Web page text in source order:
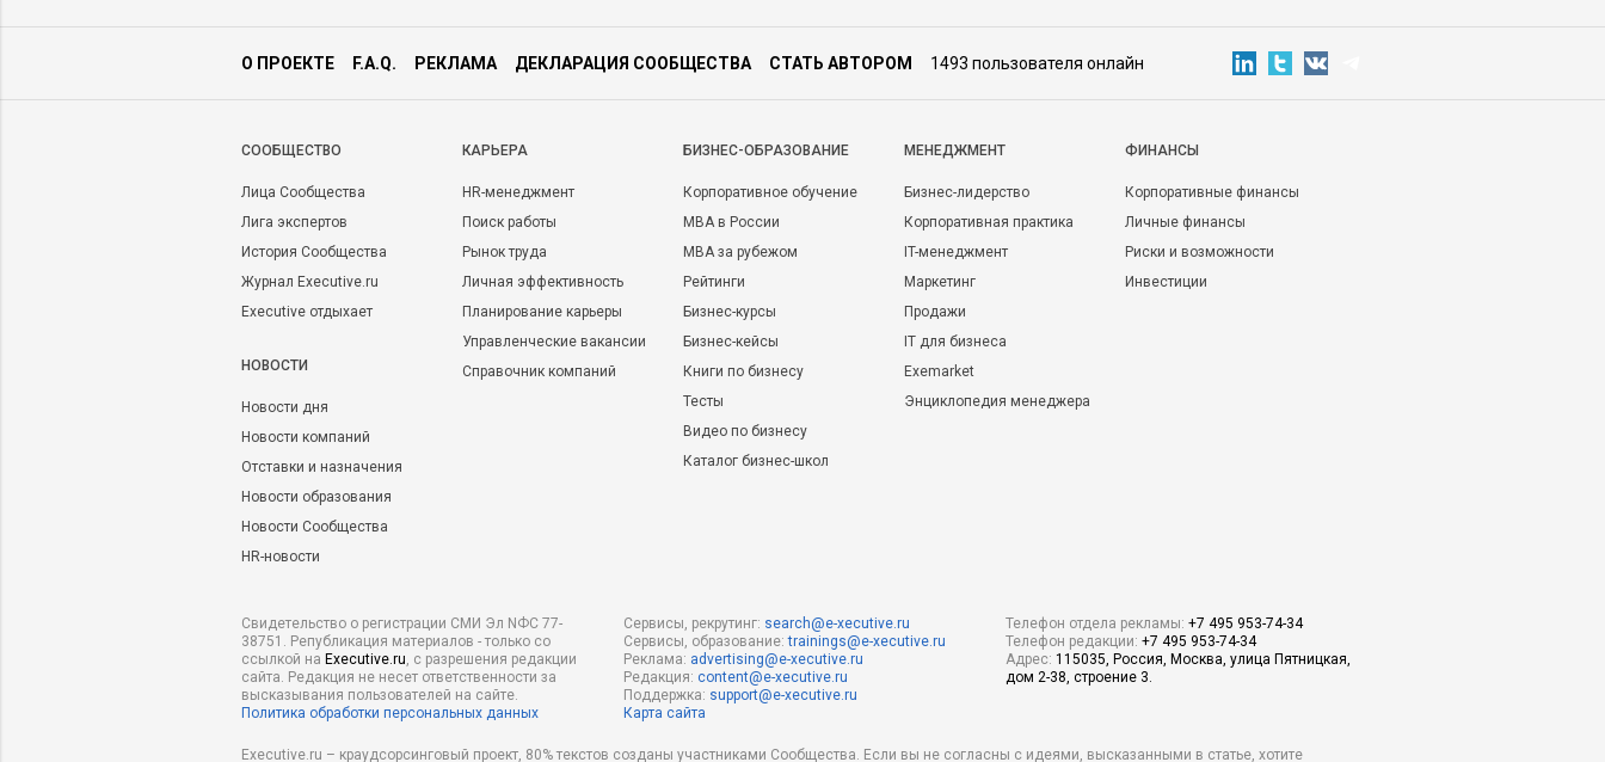
О ПРОЕКТЕ F.A.Q. РЕКЛАМА ДЕКЛАРАЦИЯ СООБЩЕСТВА СТАТЬ АВТОРОМ 1493 пользователя онлайн
CООБЩЕСТВО
Лица Сообщества
Лига экспертов
История Сообщества
Журнал Executive.ru
Executive отдыхает
НОВОСТИ
Новости дня
Новости компаний
Отставки и назначения
Новости образования
Новости Сообщества
HR-новости
КАРЬЕРА
HR-менеджмент
Поиск работы
Рынок труда
Личная эффективность
Планирование карьеры
Управленческие вакансии
Справочник компаний
БИЗНЕС-ОБРАЗОВАНИЕ
Корпоративное обучение
MBA в России
MBA за рубежом
Рейтинги
Бизнес-курсы
Бизнес-кейсы
Книги по бизнесу
Тесты
Видео по бизнесу
Каталог бизнес-школ
МЕНЕДЖМЕНТ
Бизнес-лидерство
Корпоративная практика
IT-менеджмент
Маркетинг
Продажи
IT для бизнеса
Exemarket
Энциклопедия менеджера
ФИНАНСЫ
Корпоративные финансы
Личные финансы
Риски и возможности
Инвестиции
Свидетельство о регистрации СМИ Эл NФС 77-
38751. Републикация материалов - только со
ссылкой на Executive.ru, с разрешения редакции
сайта. Редакция не несет ответственности за
высказывания пользователей на сайте.
Политика обработки персональных данных
Сервисы, рекрутинг: search@e-xecutive.ru
Сервисы, образование:trainings@e-xecutive.ru
Реклама: advertising@e-xecutive.ru
Редакция: content@e-xecutive.ru
Поддержка: support@e-xecutive.ru
Карта сайта
Телефон отдела рекламы: +7 495 953-74-34
Телефон редакции: +7 495 953-74-34
Адрес: 115035, Россия, Москва, улица Пятницкая,
дом 2-38, строение 3.
Executive.ru – краудсорсинговый проект, 80% текстов созданы участниками Сообщества. Если вы не согласны с идеями, высказанными в статье, хотите